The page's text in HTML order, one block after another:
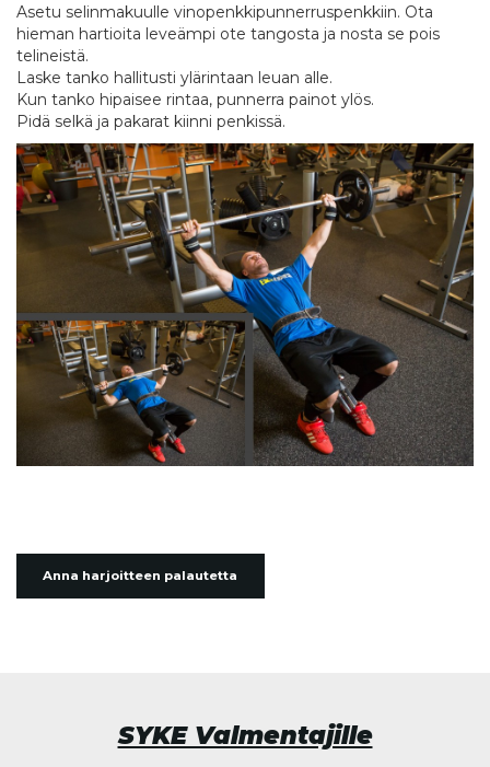
Asetu selinmakuulle vinopenkkipunnerruspenkkiin. Ota
hieman hartioita leveämpi ote tangosta ja nosta se pois
telineistä.
Laske tanko hallitusti ylärintaan leuan alle.
Kun tanko hipaisee rintaa, punnerra painot ylös.
Pidä selkä ja pakarat kiinni penkissä.
Anna harjoitteen palautetta
SYKE Valmentajille